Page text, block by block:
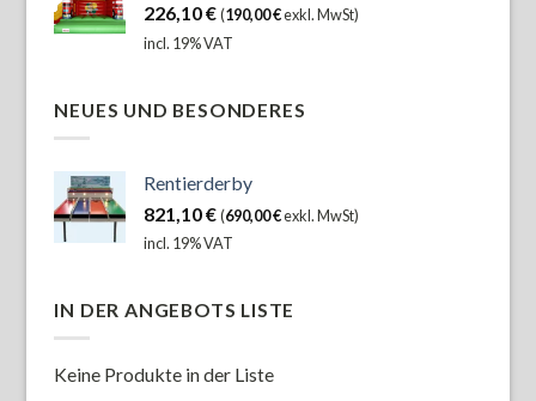
226,10€ (190,00€exkl. MwSt)
incl. 19% VAT
NEUES UND BESONDERES
Rentierderby
821,10€ (690,00€exkl. MwSt)
incl. 19% VAT
IN DER ANGEBOTS LISTE
Keine Produkte in der Liste